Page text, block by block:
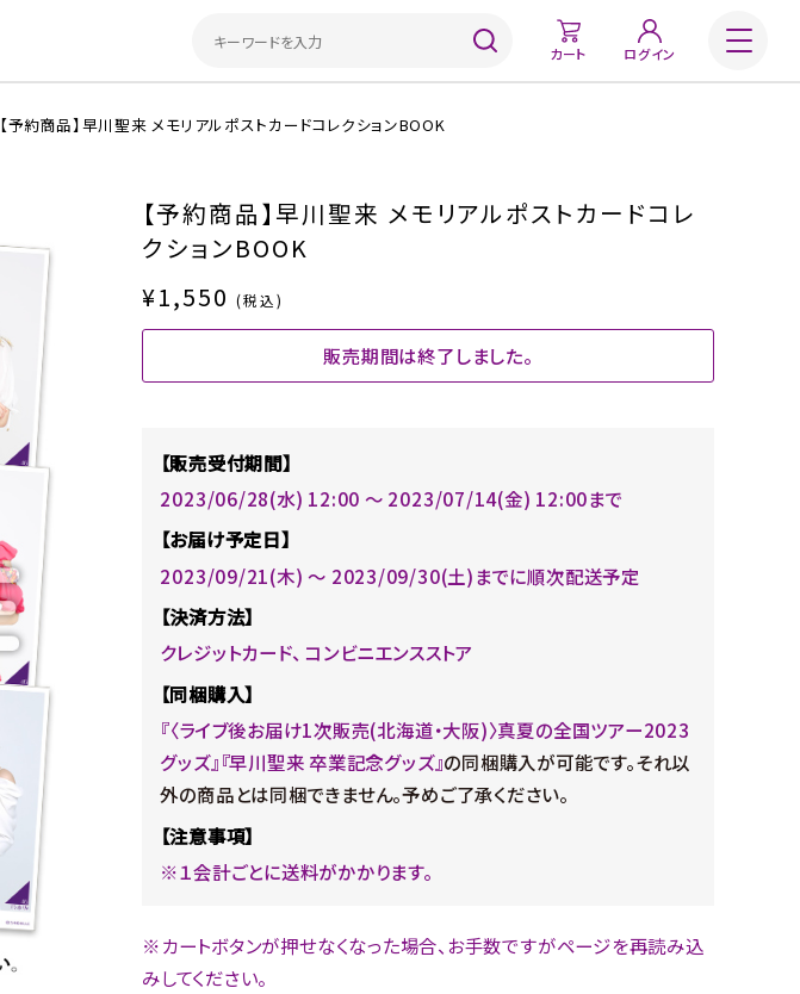
カート ログイン
【予約商品】早川聖来 メモリアルポストカードコレクションBOOK
【予約商品】早川聖来 メモリアルポストカードコレ
クションBOOK
¥1,550 (税込)
販売期間は終了しました。
【販売受付期間】
2023/06/28(水) 12:00 〜 2023/07/14(金) 12:00まで
【お届け予定日】
2023/09/21(木) ～ 2023/09/30(土)までに順次配送予定
【決済方法】
クレジットカード、 コンビニエンスストア
【同梱購入】
『〈ライブ後お届け1次販売(北海道・大阪)〉真夏の全国ツアー2023
グッズ』『早川聖来 卒業記念グッズ』の同梱購入が可能です。それ以
外の商品とは同梱できません。予めご了承ください。
【注意事項】
※１会計ごとに送料がかかります。
※カートボタンが押せなくなった場合、お手数ですがページを再読み込
みしてください。